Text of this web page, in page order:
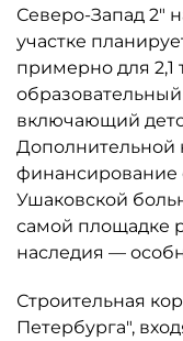
Северо-Запад 2"
участке
примерно для 2,1
включающий
Дополнительной
финансирование
Ушаковской
самой площадке
наследия —
Строительная
Петербурга",